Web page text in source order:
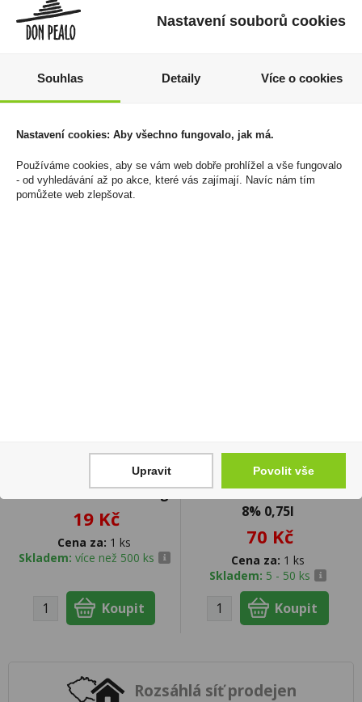
Bylinná náplň Veo Ruby
Twist U
950 Kč
Tabák Borkum Riff
Bronze 40g
369 Kč
Haribo Goldbaren 100g
19 Kč
Cena za: 1 ks
Skladem: více než 500 ks
Moscato De Luxe Bianco
8% 0,75l
70 Kč
Cena za: 1 ks
Skladem: 5 - 50 ks
Rozsáhlá síť prodejen
Nastavení souborů cookies
Souhlas Detaily Více o cookies
Nastavení cookies: Aby všechno fungovalo, jak má.
Používáme cookies, aby se vám web dobře prohlížel a vše fungovalo
- od vyhledávání až po akce, které vás zajímají. Navíc nám tím
pomůžete web zlepšovat.
Upravit Povolit vše